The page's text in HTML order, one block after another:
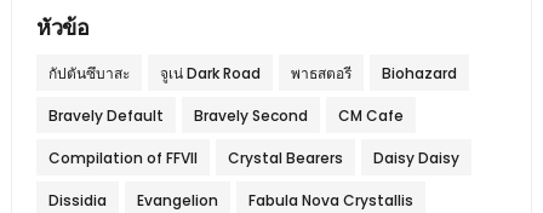
หัวข้อ
กัปตันซึบาสะ จูเน่ Dark Road พาธสตอรี Biohazard
Bravely Default Bravely Second CM Cafe
Compilation of FFVII Crystal Bearers Daisy Daisy
Dissidia Evangelion Fabula Nova Crystallis